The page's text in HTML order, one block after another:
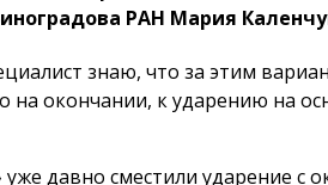
РАН Мария
знаю, что за этим
на окончании, к ударению на
давно сместили ударение с